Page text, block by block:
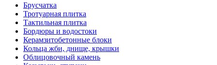
Брусчатка
Тротуарная плитка
Тактильная плитка
Бордюры и водостоки
Керамзитобетонные блоки
Кольца жби, днище, крышки
Облицовочный камень